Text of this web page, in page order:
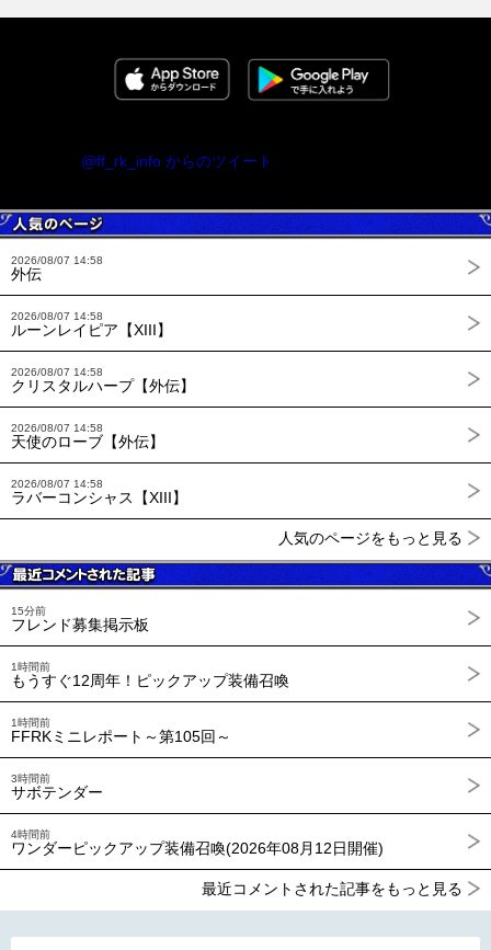
@ff_rk_info からのツイート
2026/08/07 14:58
外伝
2026/08/07 14:58
ルーンレイピア【XIII】
2026/08/07 14:58
クリスタルハープ【外伝】
2026/08/07 14:58
天使のローブ【外伝】
2026/08/07 14:58
ラバーコンシャス【XIII】
人気のページをもっと見る
15分前
フレンド募集掲示板
1時間前
もうすぐ12周年！ピックアップ装備召喚
1時間前
FFRKミニレポート～第105回～
3時間前
サボテンダー
4時間前
ワンダーピックアップ装備召喚(2026年08月12日開催)
最近コメントされた記事をもっと見る